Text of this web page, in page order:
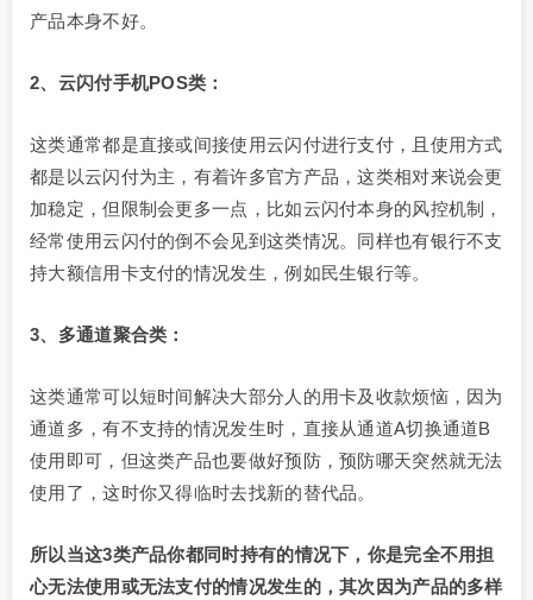
产品本身不好。
2、云闪付手机POS类：
这类通常都是直接或间接使用云闪付进行支付，且使用方式
都是以云闪付为主，有着许多官方产品，这类相对来说会更
加稳定，但限制会更多一点，比如云闪付本身的风控机制，
经常使用云闪付的倒不会见到这类情况。同样也有银行不支
持大额信用卡支付的情况发生，例如民生银行等。
3、多通道聚合类：
这类通常可以短时间解决大部分人的用卡及收款烦恼，因为
通道多，有不支持的情况发生时，直接从通道A切换通道B
使用即可，但这类产品也要做好预防，预防哪天突然就无法
使用了，这时你又得临时去找新的替代品。
所以当这3类产品你都同时持有的情况下，你是完全不用担
心无法使用或无法支付的情况发生的，其次因为产品的多样